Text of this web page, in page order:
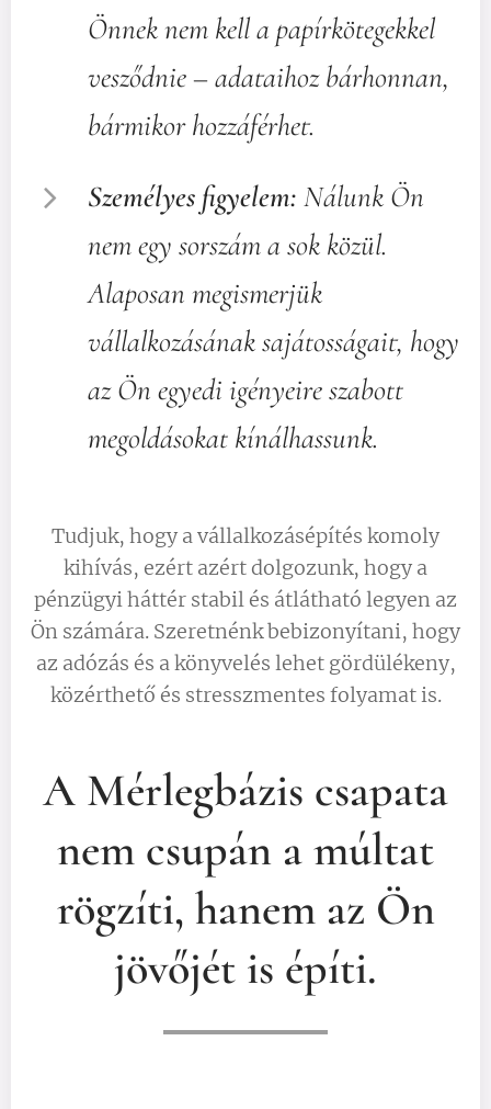
Önnek nem kell a papírkötegekkel
vesződnie – adataihoz bárhonnan,
bármikor hozzáférhet.
Személyes figyelem: Nálunk Ön
nem egy sorszám a sok közül.
Alaposan megismerjük
vállalkozásának sajátosságait, hogy
az Ön egyedi igényeire szabott
megoldásokat kínálhassunk.
Tudjuk, hogy a vállalkozásépítés komoly
kihívás, ezért azért dolgozunk, hogy a
pénzügyi háttér stabil és átlátható legyen az
Ön számára. Szeretnénk bebizonyítani, hogy
az adózás és a könyvelés lehet gördülékeny,
közérthető és stresszmentes folyamat is.
A Mérlegbázis csapata
nem csupán a múltat
rögzíti, hanem az Ön
jövőjét is építi.